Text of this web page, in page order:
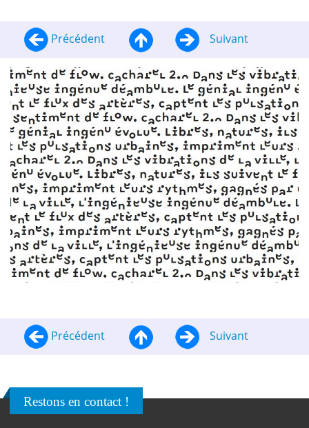
Précédent Suivant
Précédent Suivant
Restons en contact !